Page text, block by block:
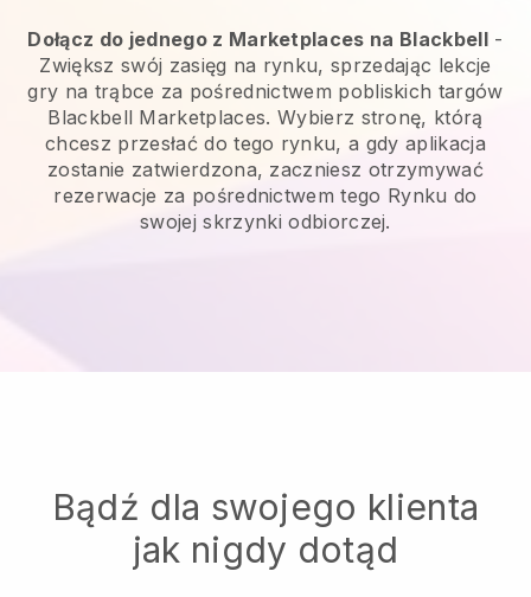
Dołącz do jednego z Marketplaces na Blackbell-
Zwiększ swój zasięg na rynku, sprzedając lekcje
gry na trąbce za pośrednictwem pobliskich targów
Blackbell Marketplaces. Wybierz stronę, którą
chcesz przesłać do tego rynku, a gdy aplikacja
zostanie zatwierdzona, zaczniesz otrzymywać
rezerwacje za pośrednictwem tego Rynku do
swojej skrzynki odbiorczej.
Bądź dla swojego klienta
jak nigdy dotąd